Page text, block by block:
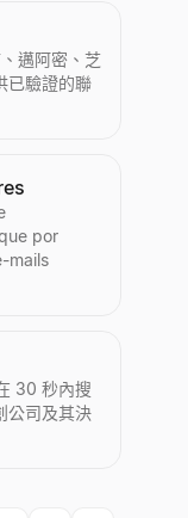
邁阿密、芝
已驗證的聯
por
mails
30 秒內搜
公司及其決